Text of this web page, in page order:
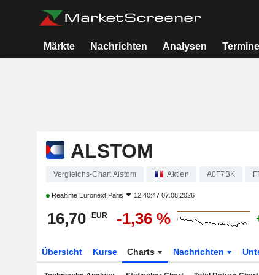
Märkte Nachrichten Analysen Termine
ALSTOM
Vergleichs-Chart Alstom Aktien A0F7BK
Realtime Euronext Paris 12:40:47 07.08.2026
16,70 EUR -1,36 %
Übersicht Kurse Charts Nachrichten